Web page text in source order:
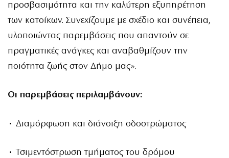
προσβασιμότητα και την καλύτερη εξυπηρέτηση
των κατοίκων. Συνεχίζουμε με σχέδιο και συνέπεια,
υλοποιώντας παρεμβάσεις που απαντούν σε
πραγματικές ανάγκες και αναβαθμίζουν την
ποιότητα ζωής στον Δήμο μας».
Οι παρεμβάσεις περιλαμβάνουν:
• Διαμόρφωση και διάνοιξη οδοστρώματος
• Τσιμεντόστρωση τμήματος του δρόμου